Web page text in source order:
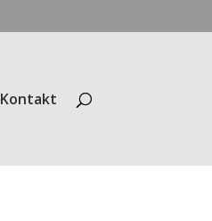
Kontakt